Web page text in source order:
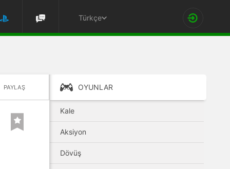
Türkçe
PAYLAŞ OYUNLAR
Kale
Aksiyon
Dövüş